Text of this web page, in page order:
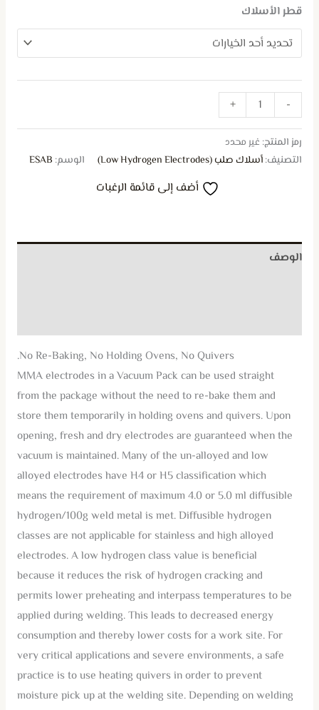
قطر الأسلاك
-
+
رمز المنتج: غير محدد
التصنيف:أسلاك صلب (Low Hydrogen Electrodes) الوسم: ESAB
أضف إلى قائمة الرغبات
الوصف
No Re-Baking, No Holding Ovens, No Quivers.
MMA electrodes in a Vacuum Pack can be used straight
from the package without the need to re-bake them and
store them temporarily in holding ovens and quivers. Upon
opening, fresh and dry electrodes are guaranteed when the
vacuum is maintained. Many of the un-alloyed and low
alloyed electrodes have H4 or H5 classification which
means the requirement of maximum 4.0 or 5.0 ml diffusible
hydrogen/100g weld metal is met. Diffusible hydrogen
classes are not applicable for stainless and high alloyed
electrodes. A low hydrogen class value is beneficial
because it reduces the risk of hydrogen cracking and
permits lower preheating and interpass temperatures to be
applied during welding. This leads to decreased energy
consumption and thereby lower costs for a work site. For
very critical applications and severe environments, a safe
practice is to use heating quivers in order to prevent
moisture pick up at the welding site. Depending on welding